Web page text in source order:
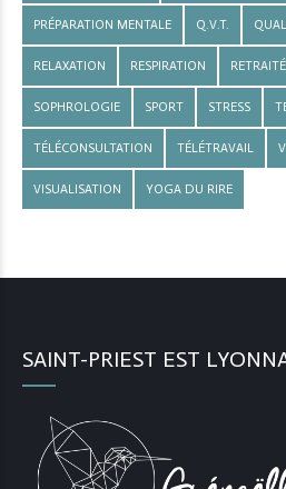
PRÉPARATION MENTALE Q.V.T.
RELAXATION RESPIRATION
SOPHROLOGIE SPORT STRESS
TÉLÉCONSULTATION TÉLÉTRAVAIL
VISUALISATION YOGA DU RIRE
SAINT-PRIEST EST